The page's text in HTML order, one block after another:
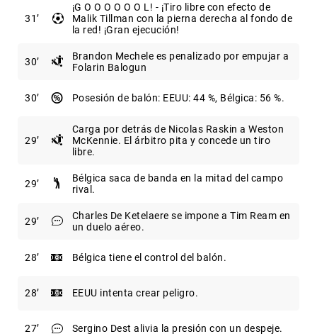
31
¡G O O O O O O L! - ¡Tiro libre con efecto de
Malik Tillman con la pierna derecha al fondo de
la red! ¡Gran ejecución!
30
Brandon Mechele es penalizado por empujar a
Folarin Balogun
30 Posesión de balón: EEUU: 44 %, Bélgica: 56 %.
29
Carga por detrás de Nicolas Raskin a Weston
McKennie. El árbitro pita y concede un tiro
libre.
29
Bélgica saca de banda en la mitad del campo
rival.
29
Charles De Ketelaere se impone a Tim Ream en
un duelo aéreo.
28 Bélgica tiene el control del balón.
28 EEUU intenta crear peligro.
27 Sergino Dest alivia la presión con un despeje.